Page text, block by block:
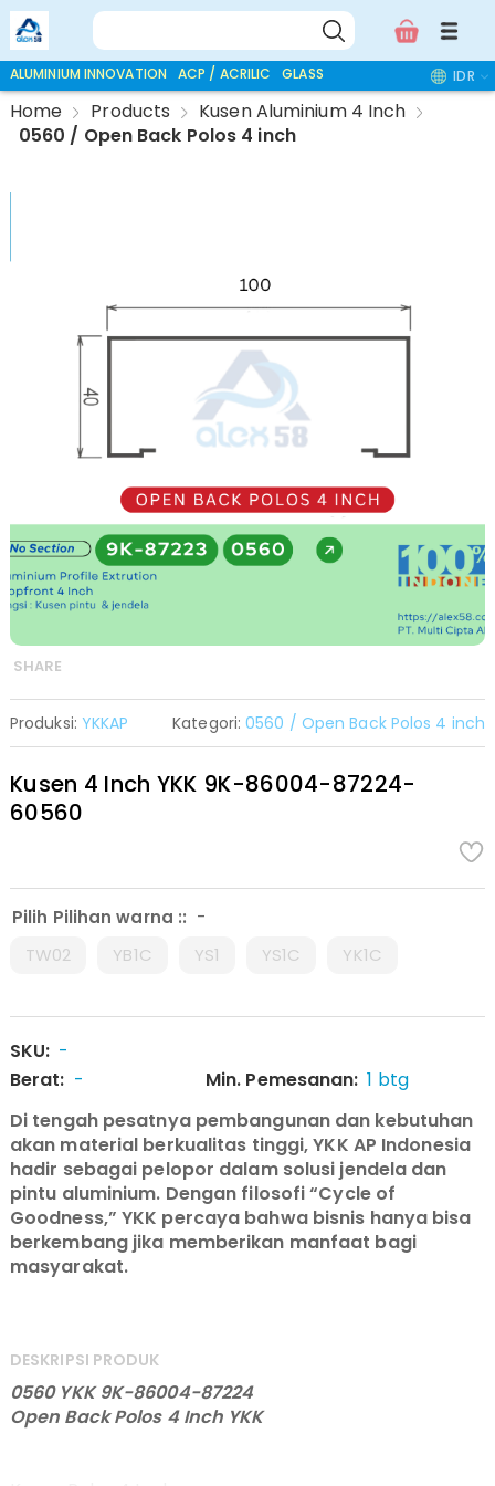
ALUMINIUM INNOVATION ACP / ACRILIC GLASS ACCESSORIES IDR
Home Products
Kusen Aluminium 4 Inch
0560 / Open Back Polos 4 inch
SHARE
Produksi: YKKAP Kategori:0560 / Open Back Polos 4 inch
Kusen 4 Inch YKK 9K-86004-87224-
60560
Pilih Pilihan warna :: -
TW02 YB1C YS1 YS1C YK1C
SKU: -
Berat: - Min. Pemesanan: 1 btg
Di tengah pesatnya pembangunan dan kebutuhan
akan material berkualitas tinggi, YKK AP Indonesia
hadir sebagai pelopor dalam solusi jendela dan
pintu aluminium. Dengan filosofi “Cycle of
Goodness,” YKK percaya bahwa bisnis hanya bisa
berkembang jika memberikan manfaat bagi
masyarakat.
DESKRIPSI PRODUK
0560 YKK 9K-86004-87224
Open Back Polos 4 Inch YKK